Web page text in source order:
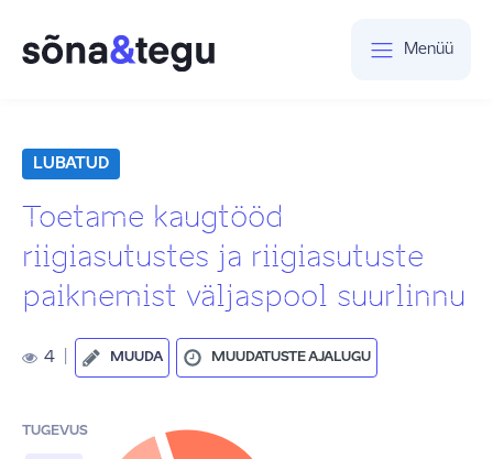
Menüü
LUBATUD
Toetame kaugtööd
riigiasutustes ja riigiasutuste
paiknemist väljaspool suurlinnu
4 MUUDA MUUDATUSTE AJALUGU
TUGEVUS